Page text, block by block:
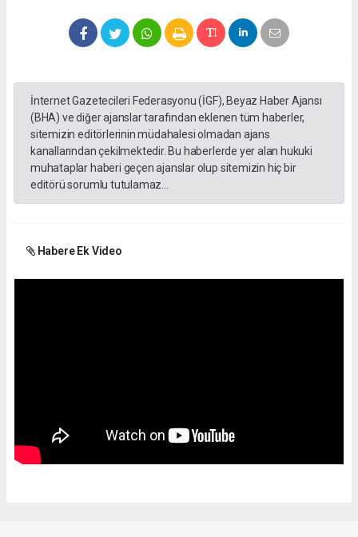
İnternet Gazetecileri Federasyonu (İGF), Beyaz Haber Ajansı
(BHA) ve diğer ajanslar tarafından eklenen tüm haberler,
sitemizin editörlerinin müdahalesi olmadan ajans
kanallarından çekilmektedir. Bu haberlerde yer alan hukuki
muhataplar haberi geçen ajanslar olup sitemizin hiç bir
editörü sorumlu tutulamaz...
Habere Ek Video